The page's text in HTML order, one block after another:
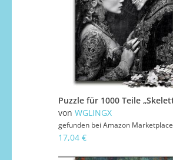
von WGLINGX
gefunden bei Amazon Marketplace
17,04 €